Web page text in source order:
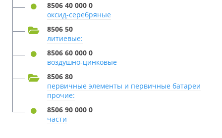
8506 40 000 0
оксид-серебряные
8506 50
литиевые:
8506 60 000 0
воздушно-цинковые
8506 80
первичные элементы и первичные батареи
прочие:
8506 90 000 0
части